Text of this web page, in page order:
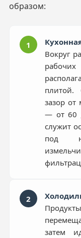
образом:
1
Вокруг
плитой.
зазор
— от 60
служит
под
2
затем